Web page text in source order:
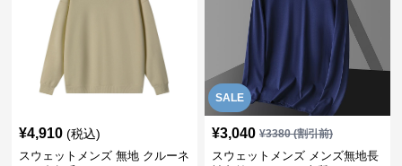
¥4,910 (税込)
スウェットメンズ 無地 クルーネ
SALE
¥3,040 ¥3380(割引前)
スウェットメンズ メンズ無地長